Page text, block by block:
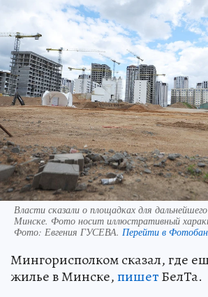
Власти сказали о площадках для
Минске. Фото носит иллюстративный
Фото: Евгения ГУСЕВА. Перейти в
Мингорисполком сказал, где
жилье в Минске,пишетБелТа.